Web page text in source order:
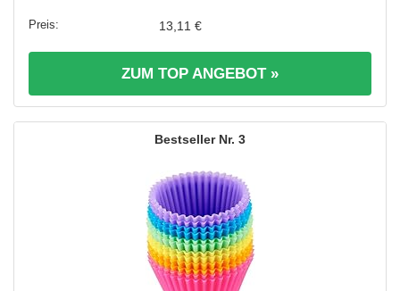
13,11 €
ZUM TOP ANGEBOT »
3